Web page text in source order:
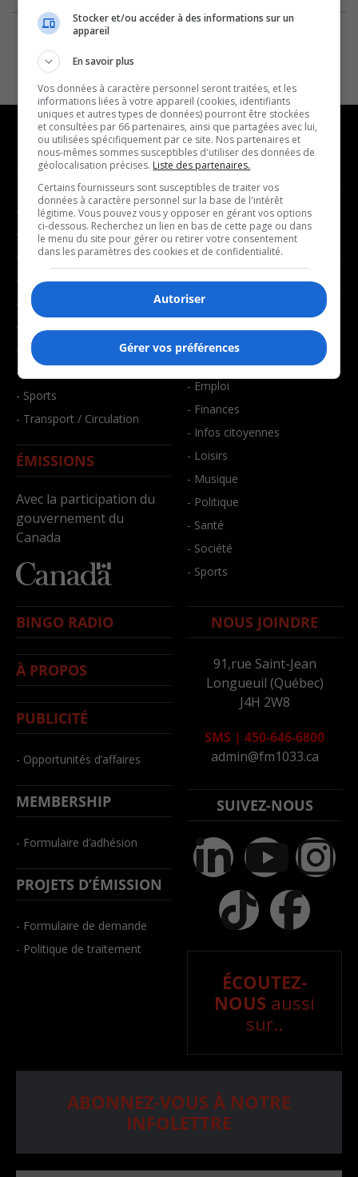
NOUVELLES
- Affaires municipales
- Communauté / Social
- Culture
- Économie
- Éducation
- Environnement
- Faits divers
- Santé et bien-être
- Sports
- Transport / Circulation
ÉMISSIONS
Avec la participation du
gouvernement du
Canada
MUSIQUE
- Décompte franco
- Joué récemment
BALADOS
- Affaires
- Art de vivre
- Bien-être
- Emploi
- Finances
- Infos citoyennes
- Loisirs
- Musique
- Politique
- Santé
- Société
- Sports
BINGO RADIO
À PROPOS
PUBLICITÉ
- Opportunités d’affaires
MEMBERSHIP
- Formulaire d’adhésion
PROJETS D’ÉMISSION
- Formulaire de demande
- Politique de traitement
NOUS JOINDRE
91,rue Saint-Jean
Longueuil (Québec)
J4H 2W8
SMS | 450-646-6800
admin@fm1033.ca
SUIVEZ-NOUS
ÉCOUTEZ-
NOUS aussi
sur..
ABONNEZ-VOUS À NOTRE
INFOLETTRE
Stocker et/ou accéder à des informations sur un
appareil
En savoir plus
Vos données à caractère personnel seront traitées, et les
informations liées à votre appareil (cookies, identifiants
uniques et autres types de données) pourront être stockées
et consultées par 66 partenaires, ainsi que partagées avec lui,
ou utilisées spécifiquement par ce site. Nos partenaires et
nous-mêmes sommes susceptibles d'utiliser des données de
géolocalisation précises. Liste des partenaires.
Certains fournisseurs sont susceptibles de traiter vos
données à caractère personnel sur la base de l'intérêt
légitime. Vous pouvez vous y opposer en gérant vos options
ci-dessous. Recherchez un lien en bas de cette page ou dans
le menu du site pour gérer ou retirer votre consentement
dans les paramètres des cookies et de confidentialité.
Autoriser
Gérer vos préférences